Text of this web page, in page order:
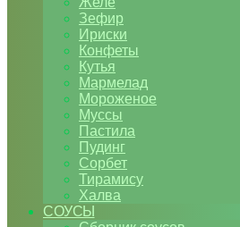
Зефир
Ириски
Конфеты
Кутья
Мармелад
Мороженое
Муссы
Пастила
Пудинг
Сорбет
Тирамису
Халва
СОУСЫ